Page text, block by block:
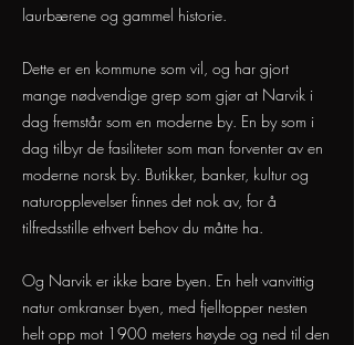
laurbærene og gammel historie.
Dette er en kommune som vil, og har gjort
mange nødvendige grep som gjør at Narvik i
dag fremstår som en moderne by. En by som i
dag tilbyr de fasiliteter som man forventer av en
moderne norsk by. Butikker, banker, kultur og
naturopplevelser finnes det nok av, for å
tilfredsstille ethvert behov du måtte ha.
Og Narvik er ikke bare byen. En helt vanvittig
natur omkranser byen, med fjelltopper nesten
helt opp mot 1900 meters høyde og ned til den